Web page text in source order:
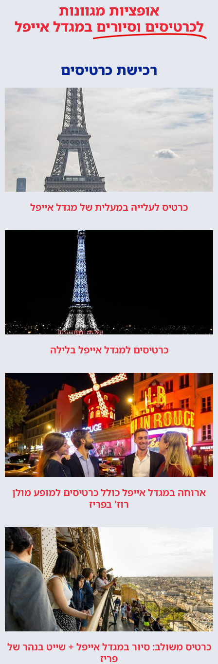
אופציות מגוונות
לכרטיסים וסיורים במגדל אייפל
רכישת כרטיסים
כרטיס לעלייה במעלית של מגדל אייפל
כרטיסים למגדל אייפל בלילה
ארוחה במגדל אייפל כולל כרטיסים למופע מולן
רוז' בפריז
כרטיס משולב: סיור במגדל אייפל + שייט בנהר של
פריז